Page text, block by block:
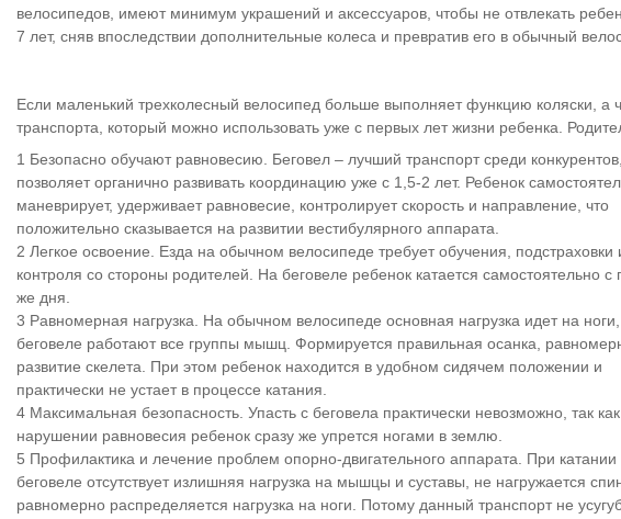
велосипедов, имеют минимум украшений и аксессуаров, чтобы не отвлекать
7 лет, сняв впоследствии дополнительные колеса и превратив его в обычный
Если маленький трехколесный велосипед больше выполняет функцию коляски,
транспорта, который можно использовать уже с первых лет жизни ребенка.
Безопасно обучают равновесию. Беговел – лучший транспорт среди
позволяет органично развивать координацию уже с 1,5-2 лет. Ребенок
маневрирует, удерживает равновесие, контролирует скорость и направление, что
положительно сказывается на развитии вестибулярного аппарата.
Легкое освоение. Езда на обычном велосипеде требует обучения, подстраховки
контроля со стороны родителей. На беговеле ребенок катается самостоятельно с
же дня.
Равномерная нагрузка. На обычном велосипеде основная нагрузка идет на
беговеле работают все группы мышц. Формируется правильная осанка,
развитие скелета. При этом ребенок находится в удобном сидячем положении и
практически не устает в процессе катания.
Максимальная безопасность. Упасть с беговела практически невозможно, так
нарушении равновесия ребенок сразу же упрется ногами в землю.
Профилактика и лечение проблем опорно-двигательного аппарата. При катании
беговеле отсутствует излишняя нагрузка на мышцы и суставы, не нагружается
равномерно распределяется нагрузка на ноги. Потому данный транспорт не